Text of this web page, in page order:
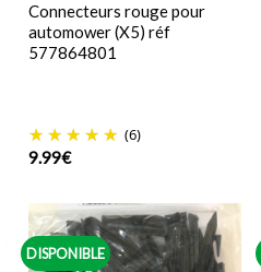
Connecteurs rouge pour
automower (X5) réf
577864801
(6)
9.99€
DISPONIBLE